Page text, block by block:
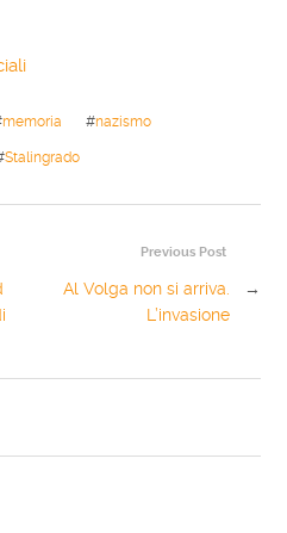
memoria #nazismo
Stalingrado
Previous Post
Al Volga non si arriva.
L’invasione
→